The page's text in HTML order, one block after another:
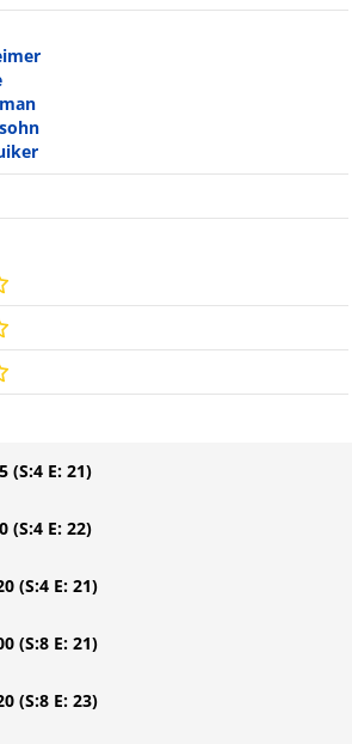
(S:4 E: 21)
(S:4 E: 22)
(S:4 E: 21)
(S:8 E: 21)
(S:8 E: 23)